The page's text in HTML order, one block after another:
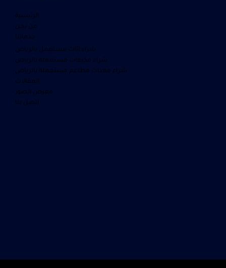
الرئيسية
من نحن
خدماتنا
شراء أثاث مستعمل بالرياض
شراء مكيفات مستعمله بالرياض
شراء معدات مطاعم مستعملة بالرياض
المقالات
معرض الصور
اتصل بنا